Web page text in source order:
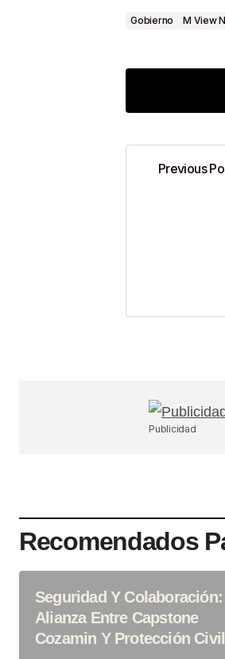
Gobierno M View
Tu
En Este
Haga Un
Previous
Publicidad
Recomendados
Seguridad Y Colaboración:
Alianza Entre Capstone
Cozamin Y Protección Civil